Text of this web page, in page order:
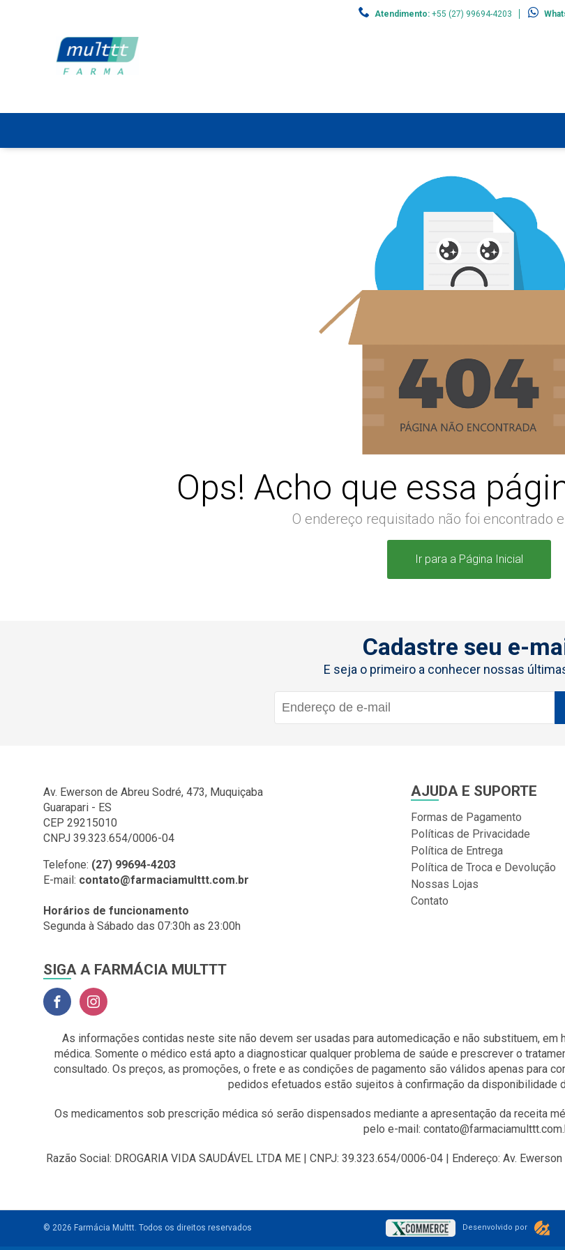
Atendimento: +55 (27) 99694-4203
Ops! Acho que essa
O endereço requisitado não foi encontrado
Ir para a Página Inicial
Cadastre seu e-
E seja o primeiro a conhecer nossas
Av. Ewerson de Abreu Sodré, 473, Muquiçaba
Guarapari - ES
CEP 29215010
CNPJ 39.323.654/0006-04
Telefone: (27) 99694-4203
E-mail: contato@farmaciamulttt.com.br
Horários de funcionamento
Segunda à Sábado das 07:30h as 23:00h
SIGA A FARMÁCIA MULTTT
AJUDA E SUPORTE
Formas de Pagamento
Políticas de Privacidade
Política de Entrega
Política de Troca e Devolução
Nossas Lojas
Contato
As informações contidas neste site não devem ser usadas para automedicação e não substituem,
médica. Somente o médico está apto a diagnosticar qualquer problema de saúde e prescrever o
consultado. Os preços, as promoções, o frete e as condições de pagamento são válidos apenas para
pedidos efetuados estão sujeitos à confirmação da disponibilidade
Os medicamentos sob prescrição médica só serão dispensados mediante a apresentação da receita
pelo e-mail:
Razão Social: DROGARIA VIDA SAUDÁVEL LTDA ME | CNPJ: 39.323.654/0006-04 | Endereço: Av.
© 2026 Farmácia Multtt. Todos os direitos reservados Desenvolvido por